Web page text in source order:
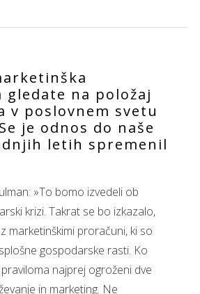
na položaj
v poslovnem svetu
je odnos do naše
letih spremenil
»To bomo izvedeli ob
krizi. Takrat se bo izkazalo,
marketinškimi proračuni, ki so
gospodarske rasti. Ko
najprej ogroženi dve
in marketing. Ne